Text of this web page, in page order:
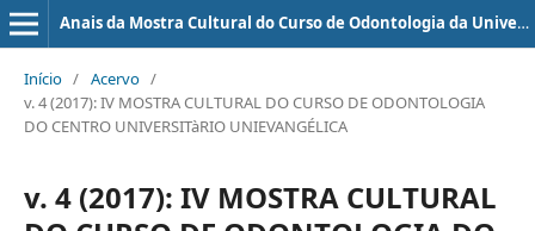
Anais da Mostra Cultural do Curso de Odontologia da Universidade Evangélica de Goiás - UniEVANGÉLICA
Início / Acervo /
v. 4 (2017): IV MOSTRA CULTURAL DO CURSO DE ODONTOLOGIA
DO CENTRO UNIVERSITàRIO UNIEVANGÉLICA
v. 4 (2017): IV MOSTRA CULTURAL